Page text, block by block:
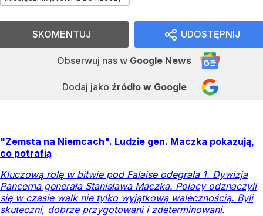
UDOSTĘPNIJ
Obserwuj nas w Google News
Dodaj jako źródło w Google
SKOMENTUJ
"Zemsta na Niemcach". Ludzie gen. Maczka pokazują,
co potrafią
Kluczową rolę w bitwie pod Falaise odegrała 1. Dywizja
Pancerna generała Stanisława Maczka. Polacy odznaczyli
się w czasie walk nie tylko wyjątkową walecznością. Byli
skuteczni, dobrze przygotowani i zdeterminowani.